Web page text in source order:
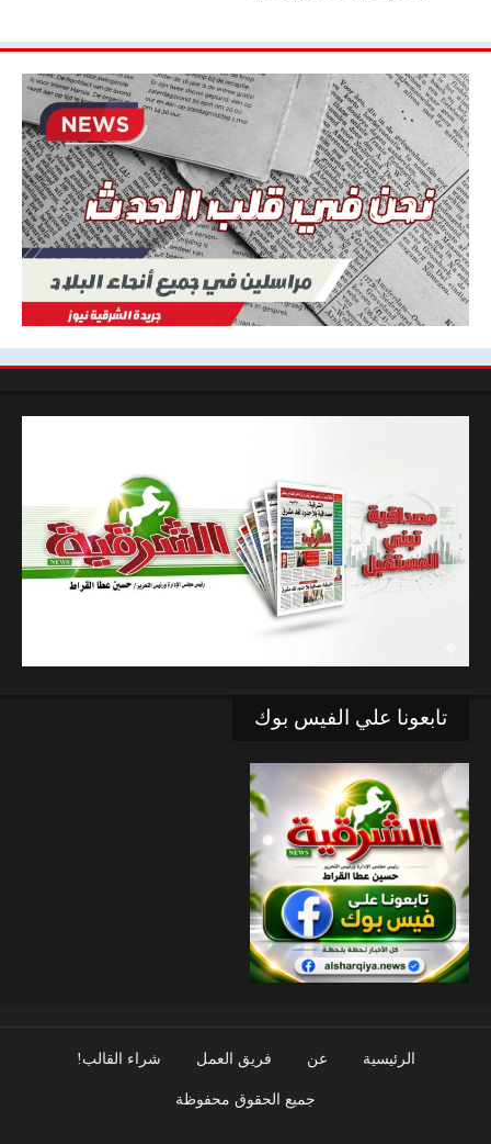
تابعونا علي الفيس بوك
الرئيسية عن فريق العمل شراء القالب!
جميع الحقوق محفوظة